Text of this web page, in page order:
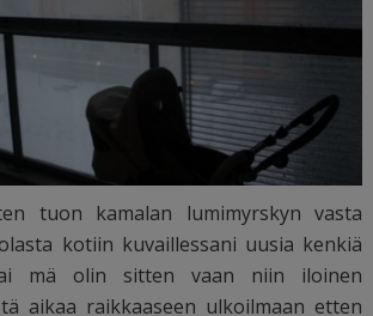
tuon kamalan lumimyrskyn vasta
kotiin kuvaillessani uusia kenkiä
mä olin sitten vaan niin iloinen
aikaa raikkaaseen ulkoilmaan etten